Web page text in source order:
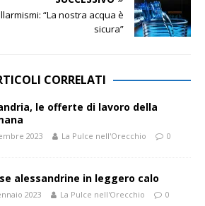
“La nostra acqua è
sicura”
CORRELATI
le offerte di lavoro della
2023 La Pulce nell'Orecchio 0
alessandrine in leggero calo
2023 La Pulce nell'Orecchio 0